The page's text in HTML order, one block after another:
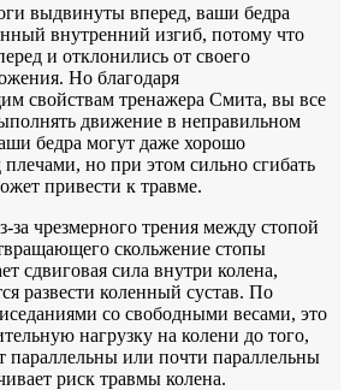
выдвинуты вперед, ваши бедра
внутренний изгиб, потому что
и отклонились от своего
Но благодаря
свойствам тренажера Смита, вы все
движение в неправильном
бедра могут даже хорошо
плечами, но при этом сильно сгибать
привести к травме.
за чрезмерного трения между стопой
скольжение стопы
сдвиговая сила внутри колена,
развести коленный сустав. По
со свободными весами, это
нагрузку на колени до того,
параллельны или почти параллельны
риск травмы колена.